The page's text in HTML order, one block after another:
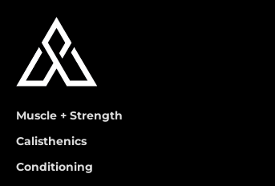
Muscle + Strength
Calisthenics
Conditioning